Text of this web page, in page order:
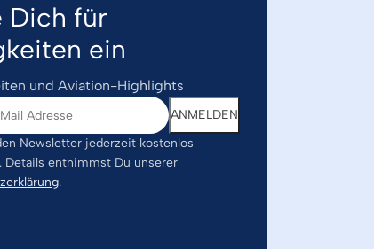
Dich für
ein
und Aviation-Highlights
Newsletter jederzeit kostenlos
Details entnimmst Du unserer
.